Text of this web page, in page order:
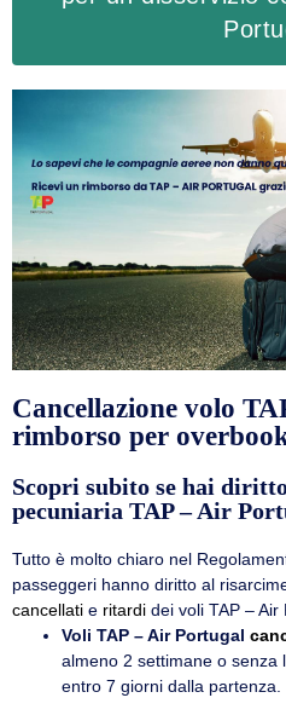
Cancellazione volo
rimborso per
Scopri subito se hai
pecuniaria TAP – Air
Tutto è molto chiaro nel
passeggeri hanno diritto al
cancellati e ritardi dei voli TAP –
Voli TAP – Air Portugal
almeno 2 settimane o senza
entro 7 giorni dalla partenza.